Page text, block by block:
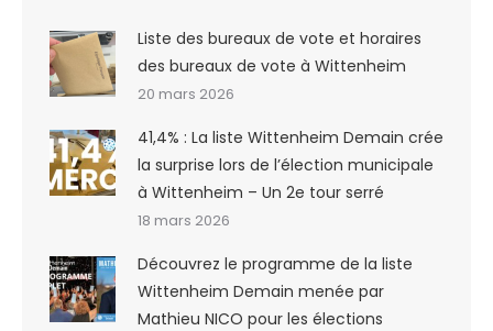
Liste des bureaux de vote et horaires
des bureaux de vote à Wittenheim
20 mars 2026
41,4% : La liste Wittenheim Demain crée
la surprise lors de l’élection municipale
à Wittenheim – Un 2e tour serré
18 mars 2026
Découvrez le programme de la liste
Wittenheim Demain menée par
Mathieu NICO pour les élections